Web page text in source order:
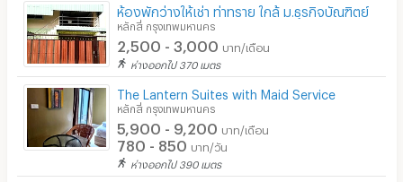
ห้องพักว่างให้เช่า ท่าทราย ใกล้ ม.ธุรกิจบัณฑิตย์
หลักสี่ กรุงเทพมหานคร
2,500 - 3,000 บาท/เดือน
ห่างออกไป 370 เมตร
The Lantern Suites with Maid Service
หลักสี่ กรุงเทพมหานคร
5,900 - 9,200 บาท/เดือน
780 - 850 บาท/วัน
ห่างออกไป 390 เมตร